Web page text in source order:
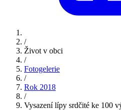
/
Život v obci
/
Fotogelerie
/
Rok 2018
/
Vysazení lípy srdčité ke 100